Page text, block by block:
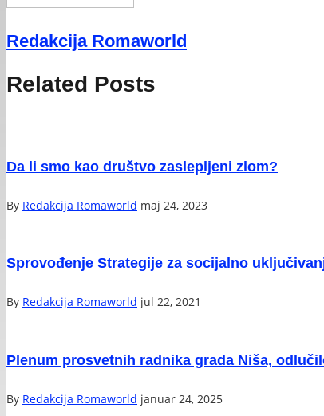
Redakcija Romaworld
Related Posts
Da li smo kao društvo zaslepljeni zlom?
By Redakcija Romaworld maj 24, 2023
Sprovođenje Strategije za socijalno
By Redakcija Romaworld jul 22, 2021
Plenum prosvetnih radnika grada Niša,
By Redakcija Romaworld januar 24, 2025